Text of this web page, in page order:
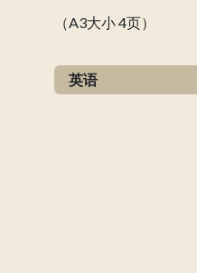
（A3大小 4页）
英语